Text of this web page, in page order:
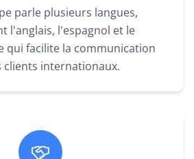
parle plusieurs langues,
l'anglais, l'espagnol et le
qui facilite la communication
clients internationaux.